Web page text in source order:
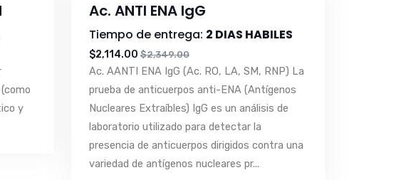
y
Ac. ANTI ENA IgG
Tiempo de entrega: 2 DIAS HABILES
$2,114.00 $2,349.00
Ac. AANTI ENA IgG (Ac. RO, LA, SM, RNP) La
prueba de anticuerpos anti-ENA (Antígenos
Nucleares Extraíbles) IgG es un análisis de
laboratorio utilizado para detectar la
presencia de anticuerpos dirigidos contra una
variedad de antígenos nucleares pr...